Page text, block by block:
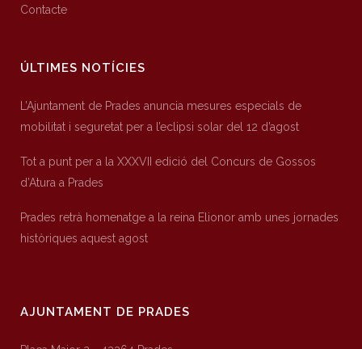
Contacte
ÚLTIMES NOTÍCIES
L’Ajuntament de Prades anuncia mesures especials de
mobilitat i seguretat per a l’eclipsi solar del 12 d’agost
Tot a punt per a la XXXVII edició del Concurs de Gossos
d’Atura a Prades
Prades retrà homenatge a la reina Elionor amb unes jornades
històriques aquest agost
AJUNTAMENT DE PRADES